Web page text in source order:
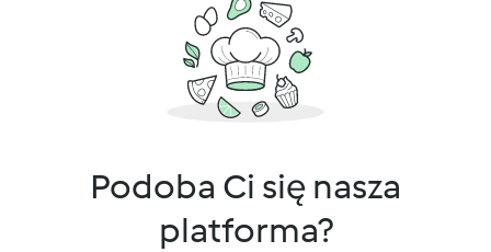
Podoba Ci się nasza
platforma?